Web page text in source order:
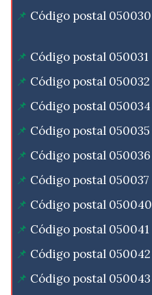
Código postal 050030
Código postal 050031
Código postal 050032
Código postal 050034
Código postal 050035
Código postal 050036
Código postal 050037
Código postal 050040
Código postal 050041
Código postal 050042
Código postal 050043